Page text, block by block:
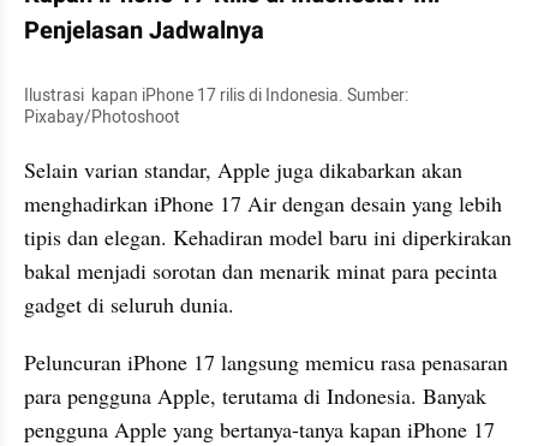
Penjelasan Jadwalnya
Ilustrasi  kapan iPhone 17 rilis di Indonesia. Sumber:
Pixabay/Photoshoot
Selain varian standar, Apple juga dikabarkan akan
menghadirkan iPhone 17 Air dengan desain yang lebih
tipis dan elegan. Kehadiran model baru ini diperkirakan
bakal menjadi sorotan dan menarik minat para pecinta
gadget di seluruh dunia.
Peluncuran iPhone 17 langsung memicu rasa penasaran
para pengguna Apple, terutama di Indonesia. Banyak
pengguna Apple yang bertanya-tanya kapan iPhone 17